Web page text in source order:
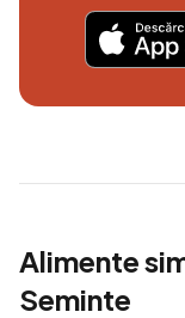
Alimente
Seminte